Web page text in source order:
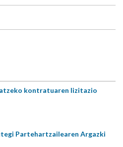
kontratuaren lizitazio
Partehartzailearen Argazki